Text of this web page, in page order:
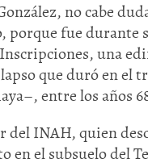
no cabe
fue durante
una
que duró en el
entre los años
INAH, quien
en el subsuelo del